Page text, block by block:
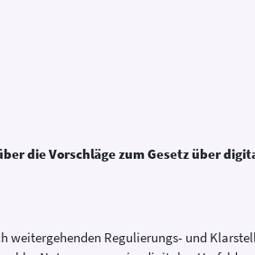
die Vorschläge zum Gesetz über
weitergehenden Regulierungs- und